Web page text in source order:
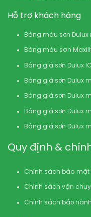
Hỗ trợ khách hàng
Bảng màu sơn Dulux
Bảng màu sơn
Bảng giá sơn Dulux
Bảng giá sơn Dulux
Bảng giá sơn Dulux
Bảng giá sơn Dulux
Bảng giá sơn Dulux
Quy định &
Chính sách bảo mật
Chính sách vận
Chính sách bảo